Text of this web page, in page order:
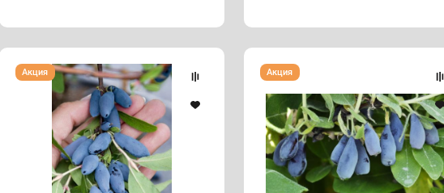
Жимолость
"АВРОРА"
Акция
Жимолость
"АМФОРА"
Акция